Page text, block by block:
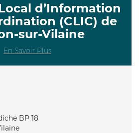
d’Information
(CLIC) de
sur-Vilaine
En Savoir Plus
BP 18